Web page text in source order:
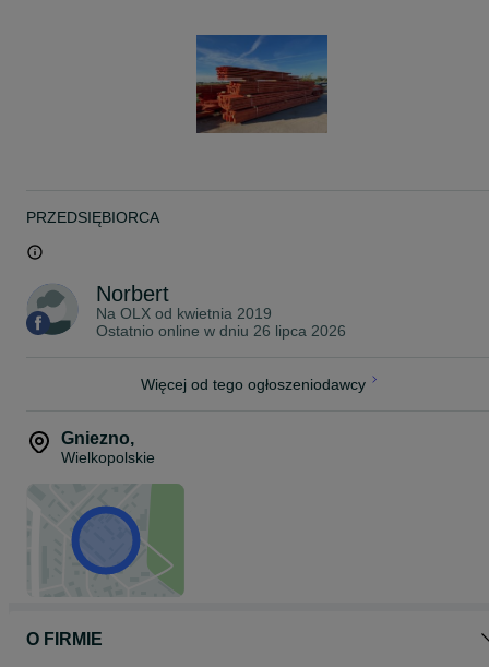
PRZEDSIĘBIORCA
Norbert
Na OLX od kwietnia 2019
Ostatnio online w dniu 26 lipca 2026
Więcej od tego ogłoszeniodawcy
Gniezno,
Wielkopolskie
O FIRMIE